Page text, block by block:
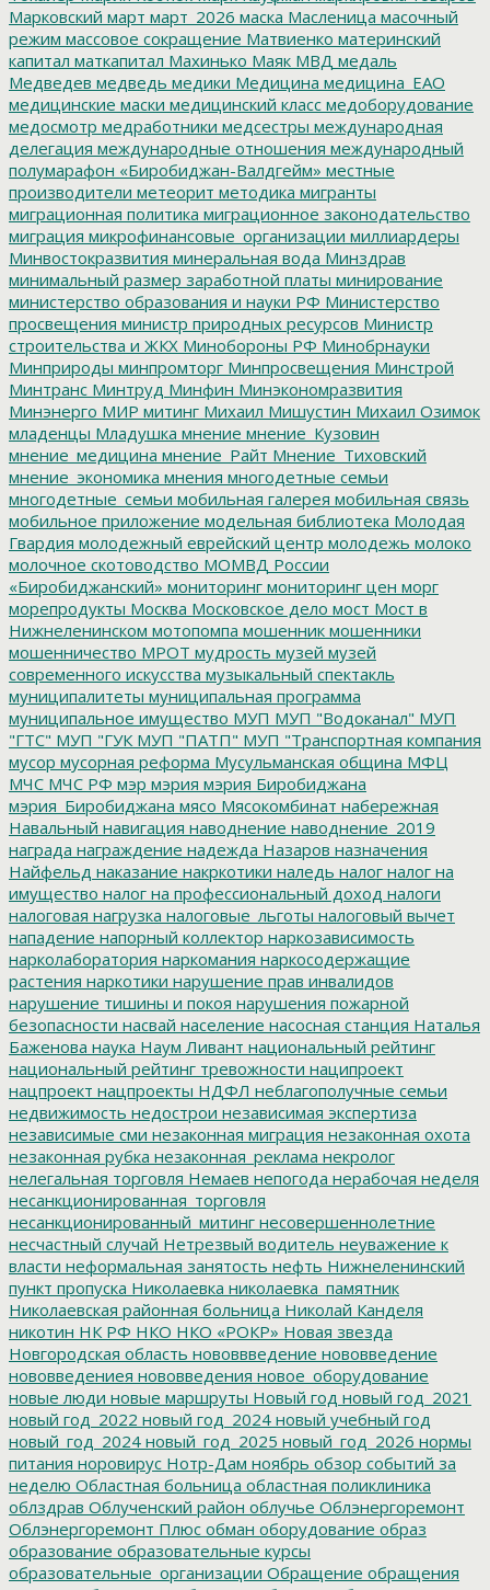
Марковский март март_2026 маска Масленица масочный
режим массовое сокращение Матвиенко материнский
капитал маткапитал Махинько Маяк МВД медаль
Медведев медведь медики Медицина медицина_ЕАО
медицинские маски медицинский класс медоборудование
медосмотр медработники медсестры международная
делегация международные отношения международный
полумарафон «Биробиджан-Валдгейм» местные
производители метеорит методика мигранты
миграционная политика миграционное законодательство
миграция микрофинансовые_организации миллиардеры
Минвостокразвития минеральная вода Минздрав
минимальный размер заработной платы минирование
министерство образования и науки РФ Министерство
просвещения министр природных ресурсов Министр
строительства и ЖКХ Минобороны РФ Минобрнауки
Минприроды минпромторг Минпросвещения Минстрой
Минтранс Минтруд Минфин Минэкономразвития
Минэнерго МИР митинг Михаил Мишустин Михаил Озимок
младенцы Младушка мнение мнение_Кузовин
мнение_медицина мнение_Райт Мнение_Тиховский
мнение_экономика мнения многодетные семьи
многодетные_семьи мобильная галерея мобильная связь
мобильное приложение модельная библиотека Молодая
Гвардия молодежный еврейский центр молодежь молоко
молочное скотоводство МОМВД России
«Биробиджанский» мониторинг мониторинг цен морг
морепродукты Москва Московское дело мост Мост в
Нижнеленинском мотопомпа мошенник мошенники
мошенничество МРОТ мудрость музей музей
современного искусства музыкальный спектакль
муниципалитеты муниципальная программа
муниципальное имущество МУП МУП "Водоканал" МУП
"ГТС" МУП "ГУК МУП "ПАТП" МУП "Транспортная компания
мусор мусорная реформа Мусульманская община МФЦ
МЧС МЧС РФ мэр мэрия мэрия Биробиджана
мэрия_Биробиджана мясо Мясокомбинат набережная
Навальный навигация наводнение наводнение_2019
награда награждение надежда Назаров назначения
Найфельд наказание накркотики наледь налог налог на
имущество налог на профессиональный доход налоги
налоговая нагрузка налоговые_льготы налоговый вычет
нападение напорный коллектор наркозависимость
нарколаборатория наркомания наркосодержащие
растения наркотики нарушение прав инвалидов
нарушение тишины и покоя нарушения пожарной
безопасности насвай население насосная станция Наталья
Баженова наука Наум Ливант национальный рейтинг
национальный рейтинг тревожности наципроект
нацпроект нацпроекты НДФЛ неблагополучные семьи
недвижимость недострои независимая экспертиза
независимые сми незаконная миграция незаконная охота
незаконная рубка незаконная_реклама некролог
нелегальная торговля Немаев непогода нерабочая неделя
несанкционированная_торговля
несанкционированный_митинг несовершеннолетние
несчастный случай Нетрезвый водитель неуважение к
власти неформальная занятость нефть Нижнеленинский
пункт пропуска Николаевка николаевка_памятник
Николаевская районная больница Николай Канделя
никотин НК РФ НКО НКО «РОКР» Новая звезда
Новгородская область нововвведение нововведение
нововведениея нововведения новое_оборудование
новые люди новые маршруты Новый год новый год_2021
новый год_2022 новый год_2024 новый учебный год
новый_год_2024 новый_год_2025 новый_год_2026 нормы
питания норовирус Нотр-Дам ноябрь обзор событий за
неделю Областная больница областная поликлиника
облздрав Облученский район облучье Облэнергоремонт
Облэнергоремонт Плюс обман оборудование образ
образование образовательные курсы
образовательные_организации Обращение обращения